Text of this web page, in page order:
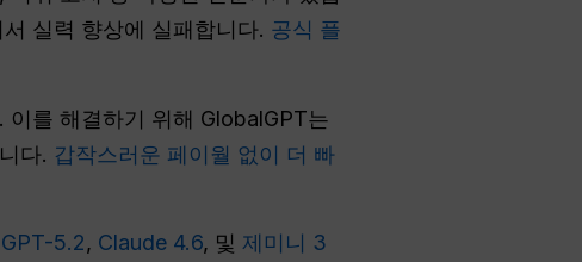
실력 향상에 실패합니다. 공식 플
이를 해결하기 위해 GlobalGPT는
다. 갑작스러운 페이월 없이 더 빠
GPT-5.2, Claude 4.6, 및 제미니 3